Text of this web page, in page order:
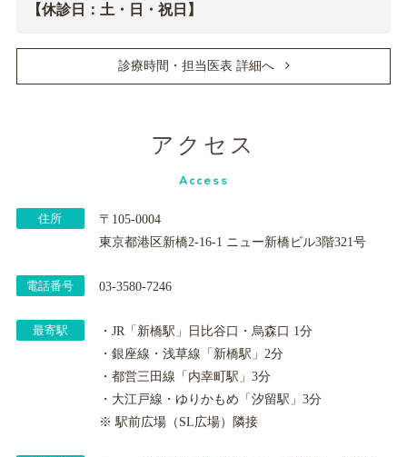
【休診日：土・日・祝日】
診療時間・担当医表 詳細へ
アクセス
Access
住所
〒105-0004
東京都港区新橋2-16-1 ニュー新橋ビル3階321号
電話番号 03-3580-7246
最寄駅
・JR「新橋駅」日比谷口・烏森口 1分
・銀座線・浅草線「新橋駅」2分
・都営三田線「内幸町駅」3分
・大江戸線・ゆりかもめ「汐留駅」3分
※ 駅前広場（SL広場）隣接